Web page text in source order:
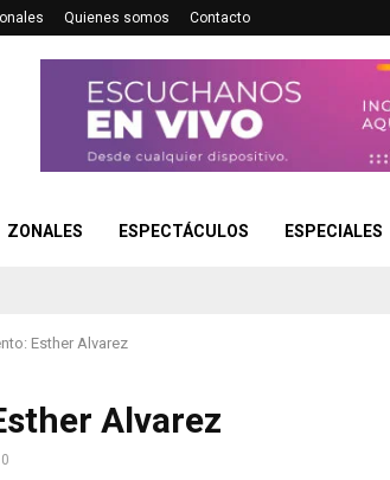
Quienes somos Contacto
ZONALES ESPECTÁCULOS ESPECIALES
Esther Alvarez
Alvarez
0